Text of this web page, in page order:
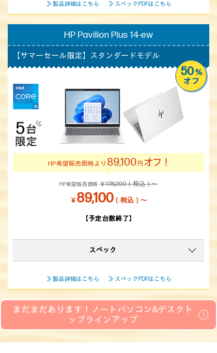
≫ 製品詳細はこちら ≫ スペックPDFはこちら
HP Pavilion Plus 14-ew
【サマーセール限定】 スタンダードモデル
50%
オフ
HP希望販売価格より89,100円オフ！
HP希望販売価格 ￥178,200（税込）～
￥89,100（税込）～
【予定台数終了】
スペック
≫ 製品詳細はこちら ≫ スペックPDFはこちら
まだまだあります！ノートパソコン&デスクト
ップラインアップ